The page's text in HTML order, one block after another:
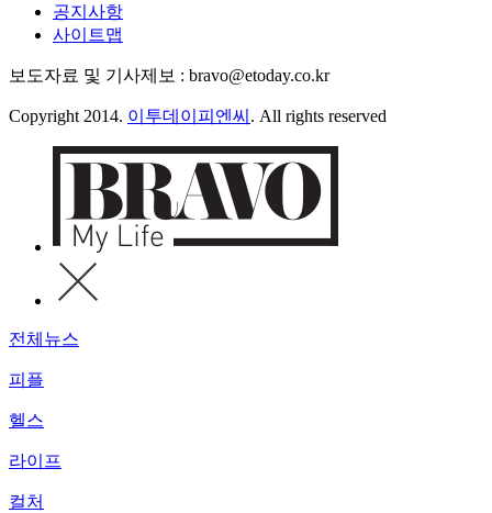
공지사항
사이트맵
보도자료 및 기사제보 : bravo@etoday.co.kr
Copyright 2014. 이투데이피엔씨 . All rights reserved
전체뉴스
피플
헬스
라이프
컬처